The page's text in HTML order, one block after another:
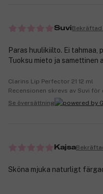
SuviBekräftad
Paras huulikiilto. Ei tahmaa,
Tuoksu mieto ja samettinen
Clarins Lip Perfector 21 12 ml
Recensionen skrevs av Suvi
Se översättning
Kajsa
Sköna mjuka naturligt